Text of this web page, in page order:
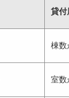
貸付
棟数
室数